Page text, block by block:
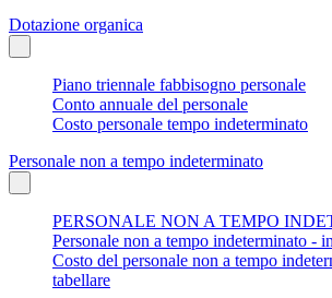
Dotazione organica
Piano triennale fabbisogno personale
Conto annuale del personale
Costo personale tempo indeterminato
Personale non a tempo indeterminato
PERSONALE NON A TEMPO
Personale non a tempo indeterminato -
Costo del personale non a tempo
tabellare